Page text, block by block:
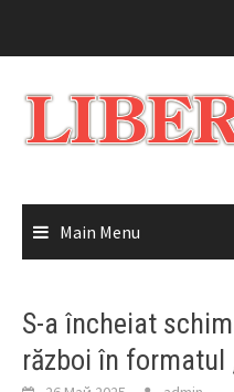
Main Menu
S-a încheiat
război în formatul